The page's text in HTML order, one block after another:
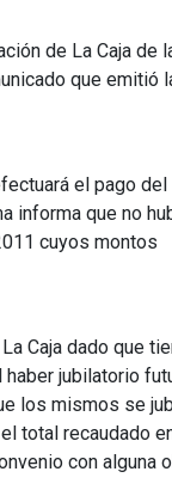
de La Caja de
que emitió
el pago del
informa que no
cuyos montos
Caja dado que
jubilatorio
los mismos se
total recaudado
con alguna